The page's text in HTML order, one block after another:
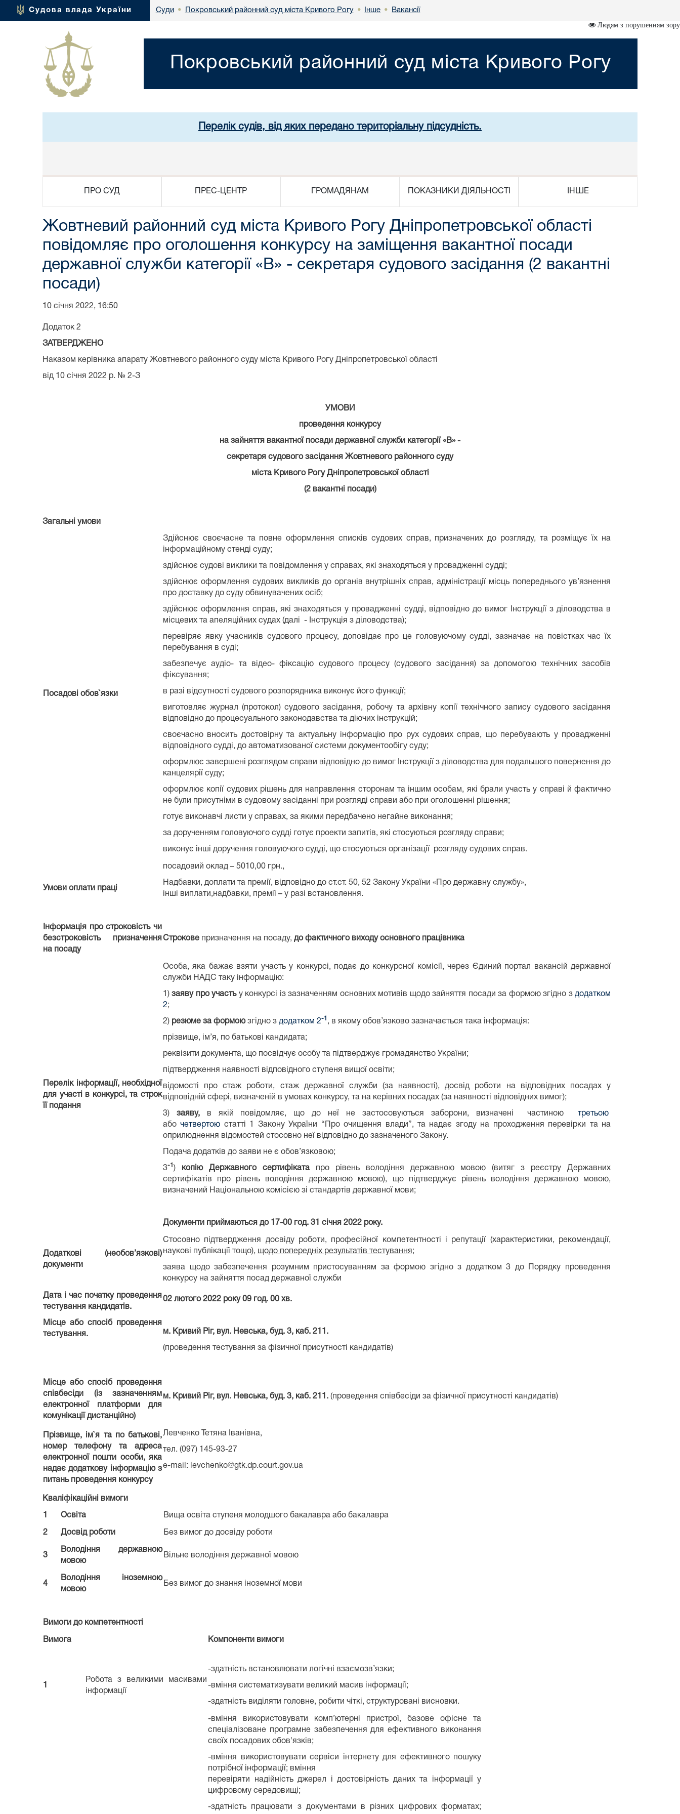
Судова влада України Суди • Покровський районний суд міста Кривого Рогу • Інше • Вакансії
Людям з порушенням зору
Покровський районний суд міста Кривого Рогу
Перелік судів, від яких передано територіальну підсудність.
ПРО СУД ПРЕС-ЦЕНТР ГРОМАДЯНАМ ПОКАЗНИКИ ДІЯЛЬНОСТІ ІНШЕ
Жовтневий районний суд міста Кривого Рогу Дніпропетровської області
повідомляє про оголошення конкурсу на заміщення вакантної посади
державної служби категорії «В» - секретаря судового засідання (2 вакантні
посади)
10 січня 2022, 16:50
Додаток 2
ЗАТВЕРДЖЕНО
Наказом керівника апарату Жовтневого районного суду міста Кривого Рогу Дніпропетровської області
від 10 січня 2022 р. № 2-З
УМОВИ
проведення конкурсу
на зайняття вакантної посади державної служби категорії «В» -
секретаря судового засідання Жовтневого районного суду
міста Кривого Рогу Дніпропетровської області
(2 вакантні посади)
Загальні умови
Посадові обов`язки
Здійснює своєчасне та повне оформлення списків судових справ, призначених до розгляду, та розміщує їх на
інформаційному стенді суду;
здійснює судові виклики та повідомлення у справах, які знаходяться у провадженні судді;
здійснює оформлення судових викликів до органів внутрішніх справ, адміністрації місць попереднього ув’язнення
про доставку до суду обвинувачених осіб;
здійснює оформлення справ, які знаходяться у провадженні судді, відповідно до вимог Інструкції з діловодства в
місцевих та апеляційних судах (далі - Інструкція з діловодства);
перевіряє явку учасників судового процесу, доповідає про це головуючому судді, зазначає на повістках час їх
перебування в суді;
забезпечує аудіо- та відео- фіксацію судового процесу (судового засідання) за допомогою технічних засобів
фіксування;
в разі відсутності судового розпорядника виконує його функції;
виготовляє журнал (протокол) судового засідання, робочу та архівну копії технічного запису судового засідання
відповідно до процесуального законодавства та діючих інструкцій;
своєчасно вносить достовірну та актуальну інформацію про рух судових справ, що перебувають у провадженні
відповідного судді, до автоматизованої системи документообігу суду;
оформлює завершені розглядом справи відповідно до вимог Інструкції з діловодства для подальшого повернення до
канцелярії суду;
оформлює копії судових рішень для направлення сторонам та іншим особам, які брали участь у справі й фактично
не були присутніми в судовому засіданні при розгляді справи або при оголошенні рішення;
готує виконавчі листи у справах, за якими передбачено негайне виконання;
за дорученням головуючого судді готує проекти запитів, які стосуються розгляду справи;
виконує інші доручення головуючого судді, що стосуються організації розгляду судових справ.
Умови оплати праці
посадовий оклад – 5010,00 грн.,
Надбавки, доплати та премії, відповідно до ст.ст. 50, 52 Закону України «Про державну службу»,
інші виплати,надбавки, премії – у разі встановлення.
Інформація про строковість чи
безстроковість призначення
на посаду
Строкове призначення на посаду, до фактичного виходу основного працівника
Перелік інформації, необхідної
для участі в конкурсі, та строк
її подання
Особа, яка бажає взяти участь у конкурсі, подає до конкурсної комісії, через Єдиний портал вакансій державної
служби НАДС таку інформацію:
1)заяву про участьу конкурсі із зазначенням основних мотивів щодо зайняття посади за формою згідно здодатком
2;
2) резюме за формоюзгідно з додатком 2-1 , в якому обов’язково зазначається така інформація:
прізвище, ім’я, по батькові кандидата;
реквізити документа, що посвідчує особу та підтверджує громадянство України;
підтвердження наявності відповідного ступеня вищої освіти;
відомості про стаж роботи, стаж державної служби (за наявності), досвід роботи на відповідних посадах у
відповідній сфері, визначеній в умовах конкурсу, та на керівних посадах (за наявності відповідних вимог);
3) заяву,в якій повідомляє, що до неї не застосовуються заборони, визначені частиноютретьою
абочетвертою статті 1 Закону України “Про очищення влади”, та надає згоду на проходження перевірки та на
оприлюднення відомостей стосовно неї відповідно до зазначеного Закону.
Подача додатків до заяви не є обов’язковою;
3-1 ) копію Державного сертифіката про рівень володіння державною мовою (витяг з реєстру Державних
сертифікатів про рівень володіння державною мовою), що підтверджує рівень володіння державною мовою,
визначений Національною комісією зі стандартів державної мови;
Документи приймаються до 1 7-00 год. 31 січня 2022 року.
Додаткові (необов’язкові)
документи
Стосовно підтвердження досвіду роботи, професійної компетентності і репутації (характеристики, рекомендації,
наукові публікації тощо), щодо попередніх результатів тестування;
заява щодо забезпечення розумним пристосуванням за формою згідно з додатком 3 до Порядку проведення
конкурсу на зайняття посад державної служби
Дата і час початку проведення
тестування кандидатів.
Місце або спосіб проведення
тестування.
Місце або спосіб проведення
співбесіди (із зазначенням
електронної платформи для
комунікації дистанційно)
02 лютого2022 року 09 год. 00 хв.
м. Кривий Ріг, вул. Невська, буд. 3, каб. 211 .
(проведення тестування за фізичної присутності кандидатів)
м. Кривий Ріг, вул. Невська, буд. 3, каб. 211 . (проведення співбесіди за фізичної присутності кандидатів)
Прізвище, ім`я та по батькові,
номер телефону та адреса
електронної пошти особи, яка
надає додаткову інформацію з
питань проведення конкурсу
Левченко Тетяна Іванівна,
тел. (097) 145-93-27
e-mail: levchenko@gtk.dp.court.gov.ua
Кваліфікаційні вимоги
1 Освіта Вища освіта ступеня молодшого бакалавра або бакалавра
2 Досвід роботи Без вимог до досвіду роботи
3
Володіння державною
мовою
Вільне володіння державної мовою
4
Володіння іноземною
мовою
Без вимог до знання іноземної мови
Вимоги до компетентності
Вимога Компоненти вимоги
1
Робота з великими масивами
інформації
-здатність встановлювати логічні взаємозв’язки;
-вміння систематизувати великий масив інформації;
-здатність виділяти головне, робити чіткі, структуровані висновки.
-вміння використовувати комп’ютерні пристрої, базове офісне та
спеціалізоване програмне забезпечення для ефективного виконання
своїх посадових обов'язків;
-вміння використовувати сервіси інтернету для ефективного пошуку
потрібної інформації; вміння
перевіряти надійність джерел і достовірність даних та інформації у
цифровому середовищі;
-здатність працювати з документами в різних цифрових форматах;